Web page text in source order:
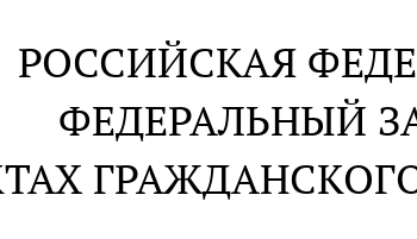
РОССИЙСКАЯ
ФЕДЕРАЛЬНЫЙ